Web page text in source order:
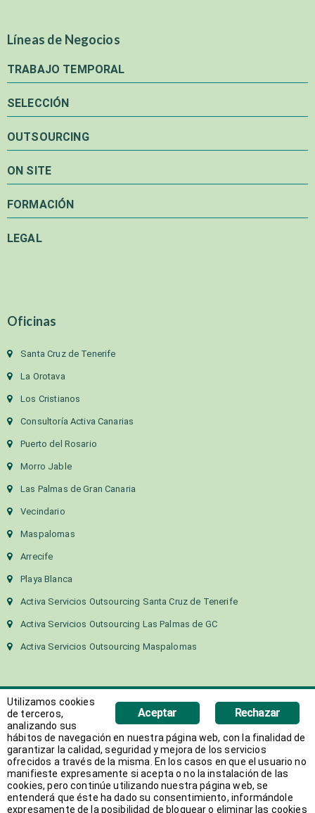
Líneas de Negocios
TRABAJO TEMPORAL
SELECCIÓN
OUTSOURCING
ON SITE
FORMACIÓN
LEGAL
Oficinas
Santa Cruz de Tenerife
La Orotava
Los Cristianos
Consultoría Activa Canarias
Puerto del Rosario
Morro Jable
Las Palmas de Gran Canaria
Vecindario
Maspalomas
Arrecife
Playa Blanca
Activa Servicios Outsourcing Santa Cruz de Tenerife
Activa Servicios Outsourcing Las Palmas de GC
Activa Servicios Outsourcing Maspalomas
Copyright 2018 Activa Canarias | Todos los derechos
reservados
Web desarrollada porAVANT
Rechazar
Aceptar
Utilizamos cookies
de terceros,
analizando sus
hábitos de navegación en nuestra página web, con la finalidad de
garantizar la calidad, seguridad y mejora de los servicios
ofrecidos a través de la misma. En los casos en que el usuario no
manifieste expresamente si acepta o no la instalación de las
cookies, pero continúe utilizando nuestra página web, se
entenderá que éste ha dado su consentimiento, informándole
expresamente de la posibilidad de bloquear o eliminar las cookies